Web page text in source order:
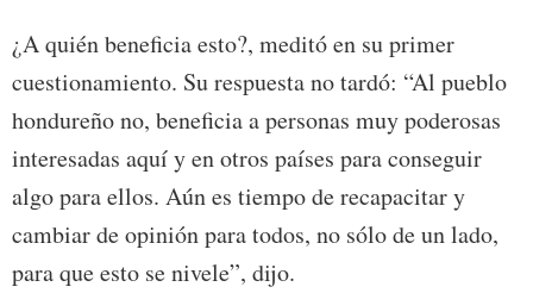
¿A quién beneficia esto?, meditó en su primer
cuestionamiento. Su respuesta no tardó: “Al pueblo
hondureño no, beneficia a personas muy poderosas
interesadas aquí y en otros países para conseguir
algo para ellos. Aún es tiempo de recapacitar y
cambiar de opinión para todos, no sólo de un lado,
para que esto se nivele”, dijo.